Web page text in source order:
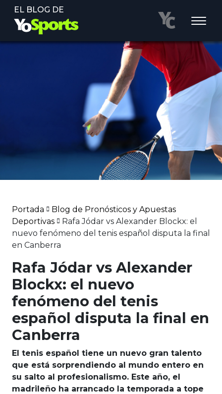
EL BLOG DE
Portada
Blog de Pronósticos y Apuestas
Deportivas
Rafa Jódar vs Alexander Blockx: el
nuevo fenómeno del tenis español disputa la final
en Canberra
Rafa Jódar vs Alexander
Blockx: el nuevo
fenómeno del tenis
español disputa la final en
Canberra
El tenis español tiene un nuevo gran talento
que está sorprendiendo al mundo entero en
su salto al profesionalismo. Este año, el
madrileño ha arrancado la temporada a tope